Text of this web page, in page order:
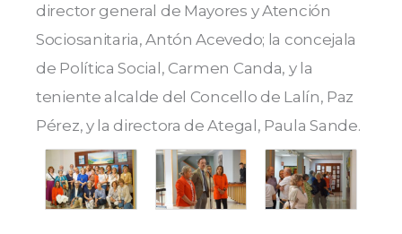
director general de Mayores y Atención
Sociosanitaria, Antón Acevedo; la concejala
de Política Social, Carmen Canda, y la
teniente alcalde del Concello de Lalín, Paz
Pérez, y la directora de Ategal, Paula Sande.